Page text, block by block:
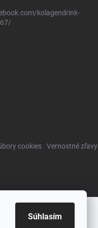
Súhlasím
kolagendrink-
cookies Vernostné zľavy